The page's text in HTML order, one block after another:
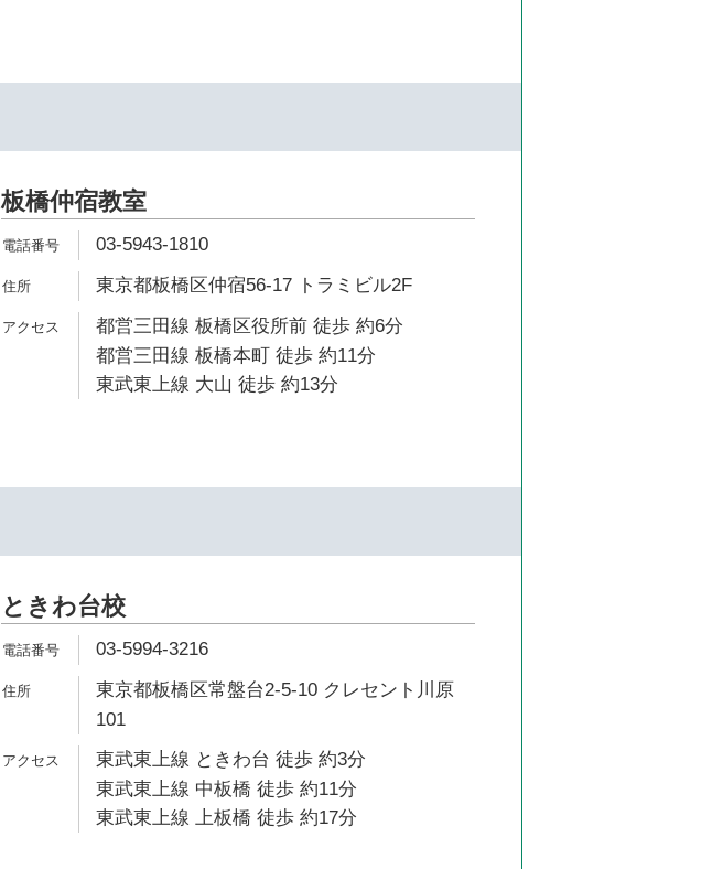
板橋仲宿教室
03-5943-1810
東京都板橋区仲宿56-17 トラミビル2F
都営三田線 板橋区役所前 徒歩 約6分
都営三田線 板橋本町 徒歩 約11分
東武東上線 大山 徒歩 約13分
ときわ台校
03-5994-3216
東京都板橋区常盤台2-5-10 クレセント川原
101
東武東上線 ときわ台 徒歩 約3分
東武東上線 中板橋 徒歩 約11分
東武東上線 上板橋 徒歩 約17分